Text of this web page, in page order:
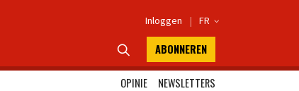
Inloggen | FR 
 ABONNEREN
OPINIE
NEWSLETTERS